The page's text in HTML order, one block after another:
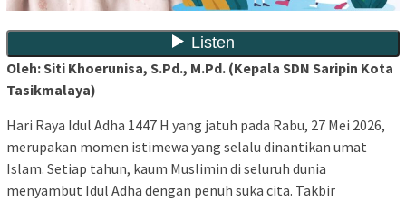
Oleh: Siti Khoerunisa, S.Pd., M.Pd. (Kepala SDN Saripin Kota
Tasikmalaya)
Hari Raya Idul Adha 1447 H yang jatuh pada Rabu, 27 Mei 2026,
merupakan momen istimewa yang selalu dinantikan umat
Islam. Setiap tahun, kaum Muslimin di seluruh dunia
menyambut Idul Adha dengan penuh suka cita. Takbir